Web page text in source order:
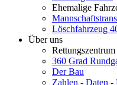
Ehemalige
Löschfahrzeug
Über uns
Rettungszentrum
360 Grad
Der Bau
Zahlen - Daten -